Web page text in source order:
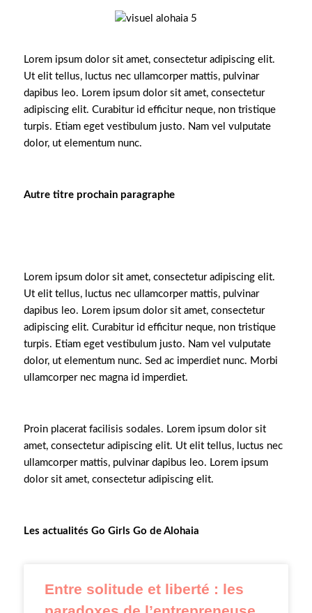
Lorem ipsum dolor sit amet, consectetur adipiscing elit.
Ut elit tellus, luctus nec ullamcorper mattis, pulvinar
dapibus leo. Lorem ipsum dolor sit amet, consectetur
adipiscing elit. Curabitur id efficitur neque, non tristique
turpis. Etiam eget vestibulum justo. Nam vel vulputate
dolor, ut elementum nunc.
Autre titre prochain paragraphe
Lorem ipsum dolor sit amet, consectetur adipiscing elit.
Ut elit tellus, luctus nec ullamcorper mattis, pulvinar
dapibus leo. Lorem ipsum dolor sit amet, consectetur
adipiscing elit. Curabitur id efficitur neque, non tristique
turpis. Etiam eget vestibulum justo. Nam vel vulputate
dolor, ut elementum nunc. Sed ac imperdiet nunc. Morbi
ullamcorper nec magna id imperdiet.
Proin placerat facilisis sodales. Lorem ipsum dolor sit
amet, consectetur adipiscing elit. Ut elit tellus, luctus nec
ullamcorper mattis, pulvinar dapibus leo. Lorem ipsum
dolor sit amet, consectetur adipiscing elit.
Les actualités Go Girls Go de Alohaia
Entre solitude et liberté : les